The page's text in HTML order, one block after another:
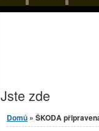
Jste zde
Domů » ŠKODA